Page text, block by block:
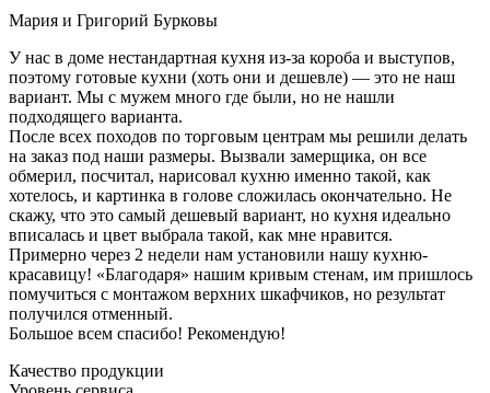
Мария и Григорий Бурковы
У нас в доме нестандартная кухня из-за короба и выступов,
поэтому готовые кухни (хоть они и дешевле) — это не наш
вариант. Мы с мужем много где были, но не нашли
подходящего варианта.
После всех походов по торговым центрам мы решили делать
на заказ под наши размеры. Вызвали замерщика, он все
обмерил, посчитал, нарисовал кухню именно такой, как
хотелось, и картинка в голове сложилась окончательно. Не
скажу, что это самый дешевый вариант, но кухня идеально
вписалась и цвет выбрала такой, как мне нравится.
Примерно через 2 недели нам установили нашу кухню-
красавицу! «Благодаря» нашим кривым стенам, им пришлось
помучиться с монтажом верхних шкафчиков, но результат
получился отменный.
Большое всем спасибо! Рекомендую!
Качество продукции